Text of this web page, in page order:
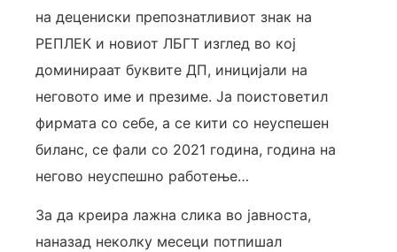
на децениски препознатливиот знак на
РЕПЛЕК и новиот ЛБГТ изглед во кој
доминираат буквите ДП, иницијали на
неговото име и презиме. Ја поистоветил
фирмата со себе, а се кити со неуспешен
биланс, се фали со 2021 година, година на
негово неуспешно работење…
За да креира лажна слика во јавноста,
наназад неколку месеци потпишал